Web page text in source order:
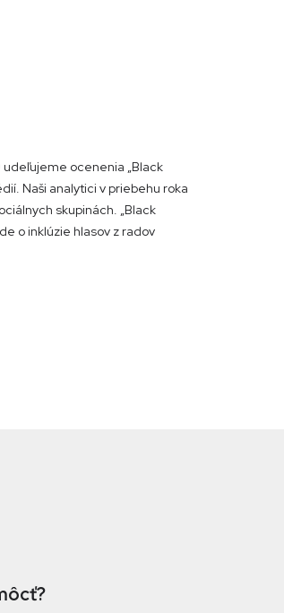
ocenenia „Black
Naši analytici v priebehu roka
skupinách. „Black
o inklúzie hlasov z radov